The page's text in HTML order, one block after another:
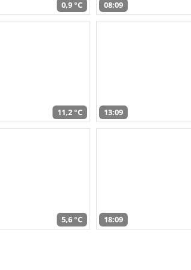
0,9 °C 08:09
11,2 °C 13:09
5,6 °C 18:09